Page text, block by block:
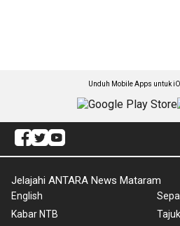
Unduh Mobile Apps untuk
Jelajahi ANTARA News Mataram
English
Kabar NTB
Tajuk